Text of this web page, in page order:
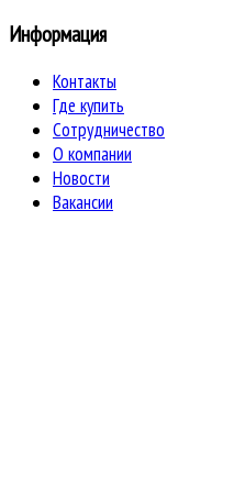
Информация
Контакты
Где купить
Сотрудничество
О компании
Новости
Вакансии